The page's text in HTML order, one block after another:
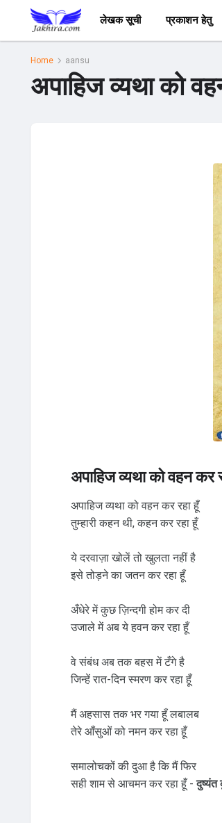
लेखक सूची प्रकाशन हेतु
Home aansu
अपाहिज व्यथा को
अपाहिज व्यथा को वहन कर
अपाहिज व्यथा को वहन कर रहा हूँ
तुम्हारी कहन थी, कहन कर रहा हूँ
ये दरवाज़ा खोलें तो खुलता नहीं है
इसे तोड़ने का जतन कर रहा हूँ
अँधेरे में कुछ ज़िन्दगी होम कर दी
उजाले में अब ये हवन कर रहा हूँ
वे संबंध अब तक बहस में टँगे है
जिन्हें रात-दिन स्मरण कर रहा हूँ
मैं अहसास तक भर गया हूँ लबालब
तेरे आँसुओं को नमन कर रहा हूँ
समालोचकों की दुआ है कि मैं फिर
सही शाम से आचमन कर रहा हूँ -दुष्यंत